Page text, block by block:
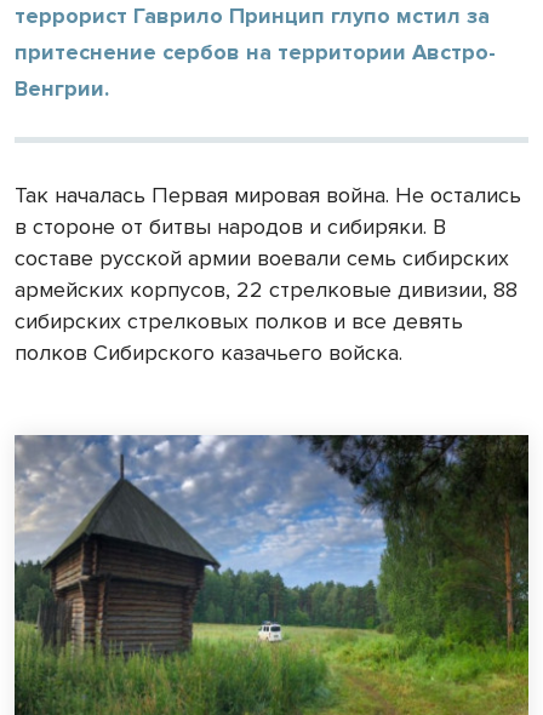
террорист Гаврило Принцип глупо мстил за
притеснение сербов на территории Австро-
Венгрии.
Так началась Первая мировая война. Не остались
в стороне от битвы народов и сибиряки. В
составе русской армии воевали семь сибирских
армейских корпусов, 22 стрелковые дивизии, 88
сибирских стрелковых полков и все девять
полков Сибирского казачьего войска.